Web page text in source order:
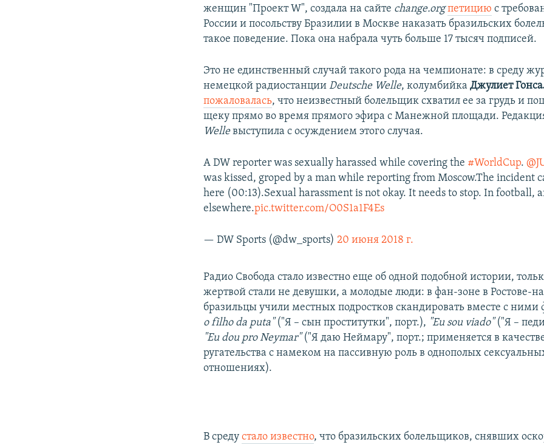
женщин "Проект W", создала на сайте change.org петицию с
России и посольству Бразилии в Москве наказать бразильских
такое поведение. Пока она набрала чуть больше 17 тысяч подписей.
Это не единственный случай такого рода на чемпионате: в среду
немецкой радиостанцииDeutsche Welle, колумбийкаДжулиет
пожаловалась, что неизвестный болельщик схватил ее за грудь и
щеку прямо во время прямого эфира с Манежной площади.
Welleвыступила с осуждением этого случая.
A DW reporter was sexually harassed while covering the #WorldCup.
was kissed, groped by a man while reporting from Moscow.The incident
here (00:13).Sexual harassment is not okay. It needs to stop. In football,
elsewhere.pic.twitter.com/O0S1a1F4Es
— DW Sports (@dw_sports)20 июня 2018 г.
Радио Свобода стало известно еще об одной подобной истории,
жертвой стали не девушки, а молодые люди: в фан-зоне в Ростове-
бразильцы учили местных подростков скандировать вместе с
o filho da puta"("Я – сын проститутки", порт.), "Eu sou viado"("Я –
"Eu dou pro Neymar"("Я даю Неймару", порт.; применяется в
ругательства с намеком на пассивную роль в однополых
отношениях).
В средустало известно, что бразильских болельщиков, снявших